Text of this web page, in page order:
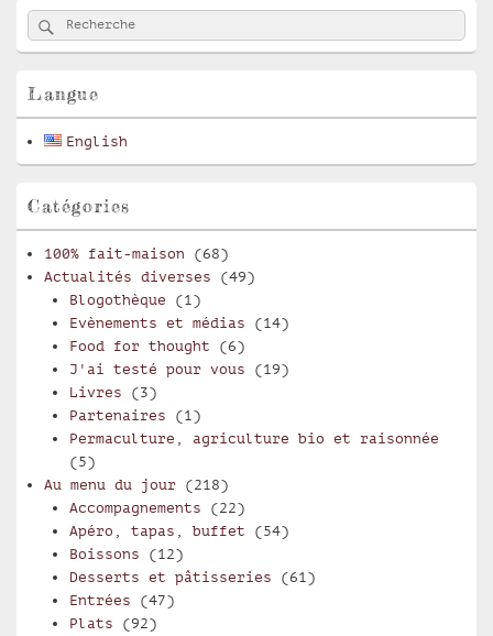
Zone
principale
de
pour
latérale
Recherche :
Rechercher
Langue
English
Catégories
100% fait-maison (68)
Actualités diverses (49)
Blogothèque (1)
Evènements et médias (14)
Food for thought (6)
J'ai testé pour vous (19)
Livres (3)
Partenaires (1)
Permaculture, agriculture bio et raisonnée
(5)
Au menu du jour (218)
Accompagnements (22)
Apéro, tapas, buffet (54)
Boissons (12)
Desserts et pâtisseries (61)
Entrées (47)
Plats (92)